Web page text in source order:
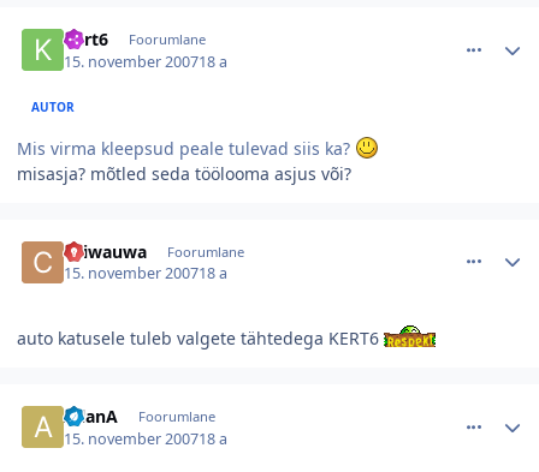
kert6 Foorumlane
15. november 200718 a
AUTOR
Mis virma kleepsud peale tulevad siis ka?
misasja? mõtled seda töölooma asjus või?
chiwauwa Foorumlane
15. november 200718 a
auto katusele tuleb valgete tähtedega KERT6
AllanA Foorumlane
15. november 200718 a